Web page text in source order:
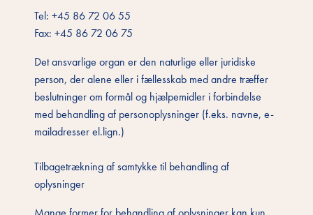
Tel: +45 86 72 06 55
Fax: +45 86 72 06 75
Det ansvarlige organ er den naturlige eller juridiske
person, der alene eller i fællesskab med andre træffer
beslutninger om formål og hjælpemidler i forbindelse
med behandling af personoplysninger (f.eks. navne, e-
mailadresser el.lign.)
Tilbagetrækning af samtykke til behandling af
oplysninger